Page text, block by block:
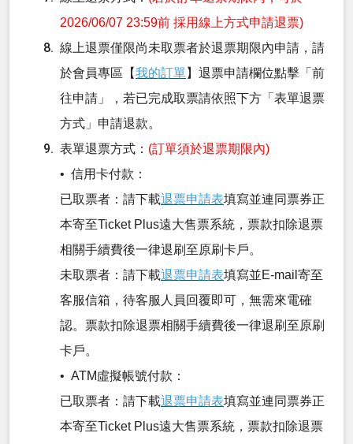
2026/06/07 23:59前 採用線上方式申請退票)
線上退票僅限尚未取票者於退票期限內申請，請
於會員專區【我的訂單】退票申請欄位點擊「前
往申請」，若已完成取票請依照下方「表單退票
方式」申請退款。
表單退票方式： (訂單須於退票期限內)
• 信用卡付款：
已取票者：請下載退票申請表填寫並連同票券正
本寄至Ticket Plus遠大售票系統，票款扣除退票
相關手續費後一律退刷至原刷卡戶。
未取票者：請下載退票申請表填寫並E-mail寄至
客服信箱，待客服人員回覆即可，無需來電確
認。票款扣除退票相關手續費後一律退刷至原刷
卡戶。
• ATM虛擬帳號付款：
已取票者：請下載退票申請表填寫並連同票券正
本寄至Ticket Plus遠大售票系統，票款扣除退票